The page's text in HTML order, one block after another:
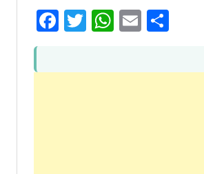
Facebook
TwitterWhatsApp
Email